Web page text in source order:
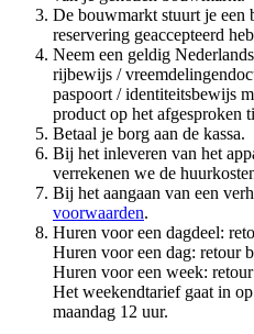
De bouwmarkt stuurt je een
reservering geaccepteerd
Neem een geldig
rijbewijs /
paspoort / identiteitsbewijs
product op het afgesproken
Betaal je borg aan de kassa.
Bij het inleveren van het
verrekenen we de
Bij het aangaan van een
voorwaarden.
Huren voor een dagdeel:
Huren voor een dag: retour
Huren voor een week:
Het weekendtarief gaat in
maandag 12 uur.